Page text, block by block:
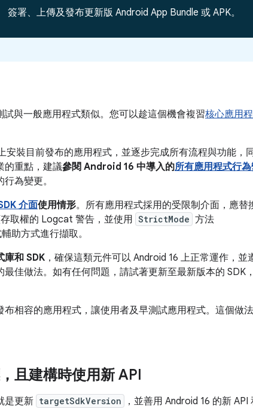
簽署、上傳及發布更新版 Android App Bundle 或 APK。
與一般應用程式類似。您可以趁這個機會複習核心應用
安裝目前發布的應用程式，並逐步完成所有流程與功能，
的重點，建議參閱 Android 16 中導入的所有應用程式行
為變更。
介面使用情形。所有應用程式採用的受限制介面，應替
取權的 Logcat 警告，並使用 StrictMode 方法
輔助方式進行擷取。
庫和 SDK ，確保這類元件可以 Android 16 上正常運作，並
佳做法。如有任何問題，請試著更新至最新版本的 SDK
相容的應用程式，讓使用者及早測試應用程式。這個做
且建構時使用新 API
是更新 targetSdkVersion
，並善用 Android 16 的新